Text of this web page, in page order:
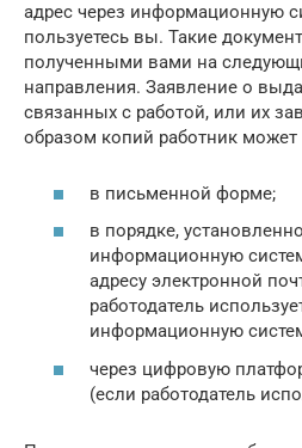
адрес через информационную
пользуетесь вы. Такие
полученными вами на
направления. Заявление о
связанных с работой, или их
образом копий работник может
в письменной форме;
в порядке,
информационную
адресу электронной
работодатель
информационную
через цифровую
(если работодатель